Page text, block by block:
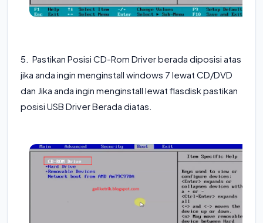
5. Pastikan Posisi CD-Rom Driver berada diposisi atas
jika anda ingin menginstall windows 7 lewat CD/DVD
dan Jika anda ingin menginstall lewat flasdisk pastikan
posisi USB Driver Berada diatas.